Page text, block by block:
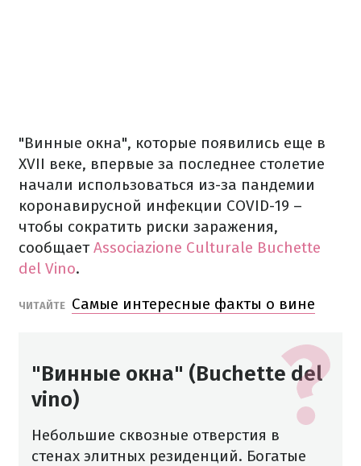
"Винные окна", которые появились еще в
XVII веке, впервые за последнее столетие
начали использоваться из-за пандемии
коронавирусной инфекции COVID-19 –
чтобы сократить риски заражения,
сообщаетAssociazione Culturale Buchette
del Vino.
ЧИТАЙТЕ Самые интересные факты о вине
"Винные окна" (Buchette del
vino)
Небольшие сквозные отверстия в
стенах элитных резиденций. Богатые